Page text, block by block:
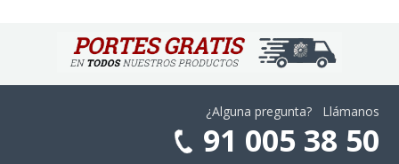
¿Alguna pregunta? Llámanos
91 005 38 50